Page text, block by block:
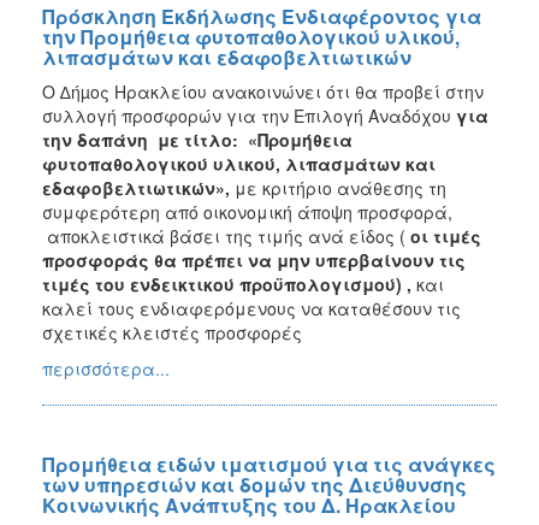
Πρόσκληση Εκδήλωσης Ενδιαφέροντος για
την Προμήθεια φυτοπαθολογικού υλικού,
λιπασμάτων και εδαφοβελτιωτικών
Ο ∆ήµος Ηρακλείου ανακοινώνει ότι θα προβεί στην
συλλογή προσφορών για την Επιλογή Αναδόχου για
την δαπάνη με τίτλο: «Προμήθεια
φυτοπαθολογικού υλικού, λιπασμάτων και
εδαφοβελτιωτικών», με κριτήριο ανάθεσης τη
συμφερότερη από οικονομική άποψη προσφορά,
αποκλειστικά βάσει της τιμής ανά είδος ( οι τιμές
προσφοράς θα πρέπει να μην υπερβαίνουν τις
τιμές του ενδεικτικού προϋπολογισμού) , και
καλεί τους ενδιαφερόμενους να καταθέσουν τις
σχετικές κλειστές προσφορές
περισσότερα...
Προμήθεια ειδών ιματισμού για τις ανάγκες
των υπηρεσιών και δομών της Διεύθυνσης
Κοινωνικής Ανάπτυξης του Δ. Ηρακλείου